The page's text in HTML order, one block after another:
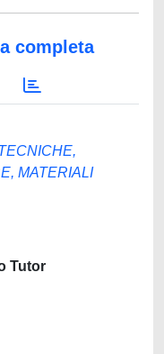
completa
MATERIALI
Tutor